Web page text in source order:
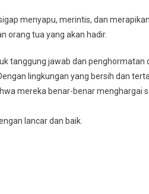
Ahlus
Shuffah
Sambut
Kehadiran
Orang
Di
menyapu, merintis, dan
orang tua yang akan hadir.
tanggung jawab dan penghormatan
lingkungan yang bersih dan
mereka benar-benar menghargai
lancar dan baik.